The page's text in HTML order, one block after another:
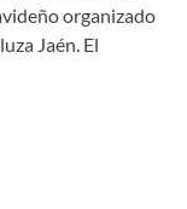
organizado
Jaén. El